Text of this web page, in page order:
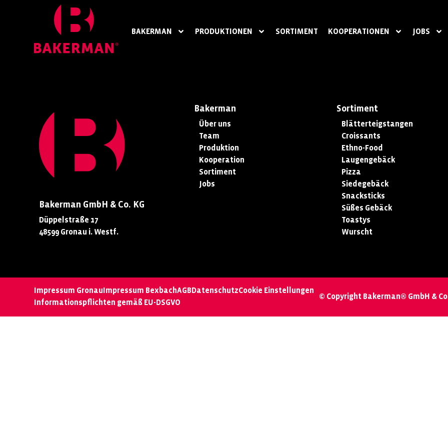
BAKERMAN PRODUKTIONEN SORTIMENT KOOPERATIONEN JOBS
Bakerman GmbH & Co. KG
Düppelstraße 17
48599 Gronau i. Westf.
Bakerman
Über uns
Team
Produktion
Kooperation
Sortiment
Jobs
Sortiment
Blätterteigstangen
Croissants
Ethno-Food
Laugengebäck
Pizza
Siedegebäck
Snacksticks
Süßes Gebäck
Toastys
Wurscht
Impressum GronauImpressum BexbachAGBDatenschutzCookie Einstellungen
Informationspflichten gemäß EU-DSGVO
© Copyright Bakerman® GmbH &